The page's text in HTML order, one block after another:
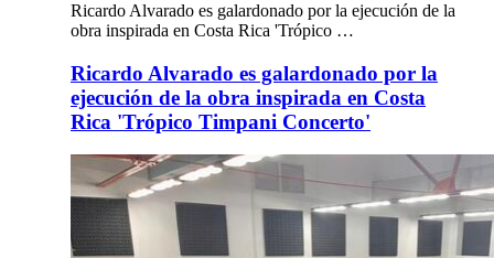
Ricardo Alvarado es galardonado por la ejecución de la
obra inspirada en Costa Rica 'Trópico …
Ricardo Alvarado es galardonado por la
ejecución de la obra inspirada en Costa
Rica 'Trópico Timpani Concerto'